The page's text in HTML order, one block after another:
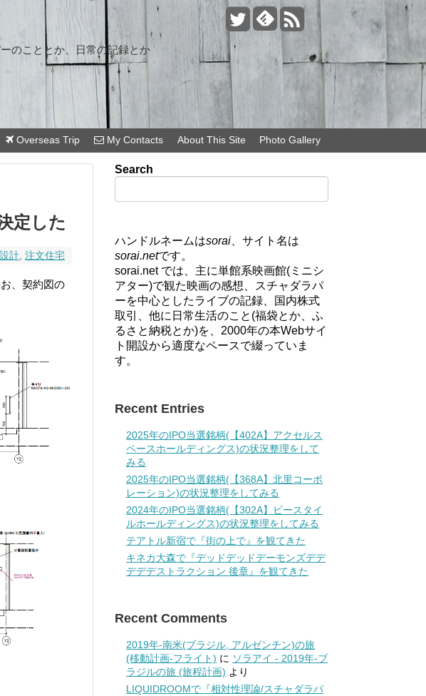
のこととか、日常の記録とか
Overseas Trip My Contacts About This Site Photo Gallery
定した
計 ,注文住宅
、契約図の
Search
ハンドルネームはsorai 、サイト名は
sorai.netです。
sorai.net では、主に単館系映画館(ミニシ
アター)で観た映画の感想、スチャダラパ
ーを中心としたライブの記録、国内株式
取引、他に日常生活のこと(福袋とか、ふ
るさと納税とか)を、2000年の本Webサイ
ト開設から適度なペースで綴っていま
す。
Recent Entries
2025年のIPO当選銘柄(【402A】アクセルス
ペースホールディングス)の状況整理をして
みる
2025年のIPO当選銘柄(【368A】北里コーポ
レーション)の状況整理をしてみる
2024年のIPO当選銘柄(【302A】ビースタイ
ルホールディングス)の状況整理をしてみる
テアトル新宿で『街の上で』を観てきた
キネカ大森で『デッドデッドデーモンズデデ
デデデストラクション 後章』を観てきた
Recent Comments
2019年-南米(ブラジル, アルゼンチン)の旅
(移動計画-フライト) に ソラアイ - 2019年-ブ
ラジルの旅 (旅程計画) より
LIQUIDROOMで『相対性理論/スチャダラパ